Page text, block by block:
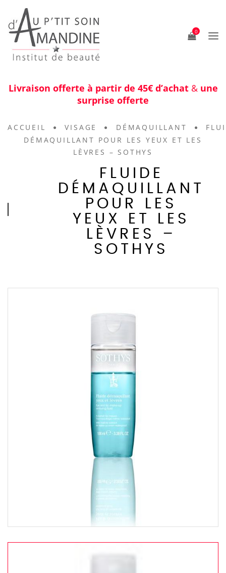
0
Livraison offerte à partir de 45€ d’achat & une
surprise offerte
ACCUEIL VISAGE DÉMAQUILLANT
DÉMAQUILLANT POUR LES YEUX ET LES
LÈVRES – SOTHYS
FLUIDE
DÉMAQUILLANT
POUR LES
YEUX ET LES
LÈVRES –
SOTHYS